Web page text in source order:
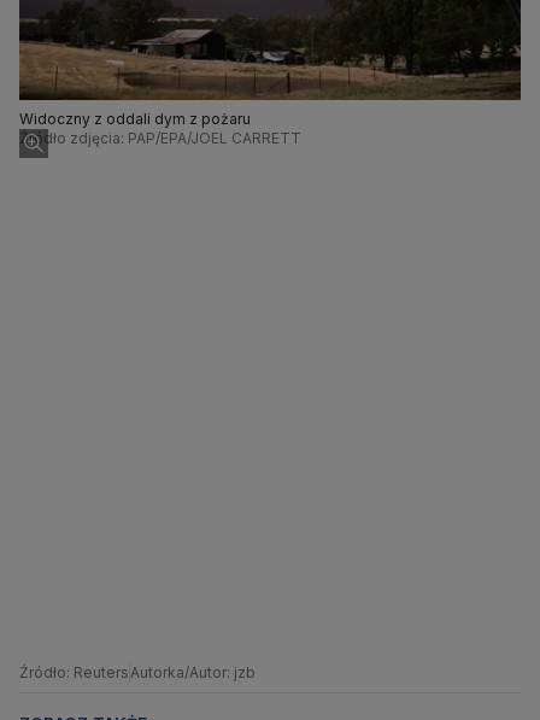
Widoczny z oddali dym z pożaru
Źródło zdjęcia: PAP/EPA/JOEL CARRETT
Źródło: Reuters Autorka/Autor: jzb